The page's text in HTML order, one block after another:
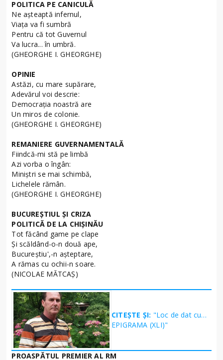
POLITICA PE CANICULĂ
Ne aşteaptă infernul,
Viaţa va fi sumbră
Pentru că tot Guvernul
Va lucra... în umbră.
(GHEORGHE I. GHEORGHE)
OPINIE
Astăzi, cu mare supărare,
Adevărul voi descrie:
Democraţia noastră are
Un miros de colonie.
(GHEORGHE I. GHEORGHE)
REMANIERE GUVERNAMENTALĂ
Fiindcă-mi stă pe limbă
Azi vorba o îngân:
Miniştri se mai schimbă,
Lichelele rămân.
(GHEORGHE I. GHEORGHE)
BUCUREŞTIUL ŞI CRIZA
POLITICĂ DE LA CHIŞINĂU
Tot făcând game pe clape
Și scăldând-o-n două ape,
Bucureștiu',-n așteptare,
A rămas cu ochii-n soare.
(NICOLAE MĂTCAŞ)
CITEȘTE ȘI: "Loc de dat cu…
EPIGRAMA (XLI)"
PROASPĂTUL PREMIER AL RM